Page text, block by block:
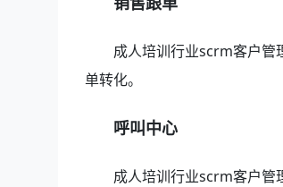
成人培训行业scrm客户管
单转化。
呼叫中心
成人培训行业scrm客户管